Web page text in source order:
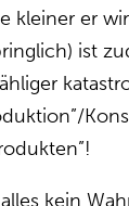
kleiner er
ist
kein